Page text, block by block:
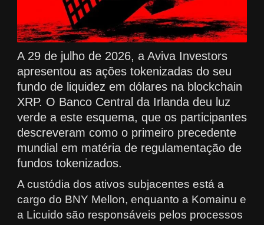
A 29 de julho de 2026, a Aviva Investors
apresentou as ações tokenizadas do seu
fundo de liquidez em dólares na blockchain
XRP. O Banco Central da Irlanda deu luz
verde a este esquema, que os participantes
descreveram como o primeiro precedente
mundial em matéria de regulamentação de
fundos tokenizados.
A custódia dos ativos subjacentes está a
cargo do BNY Mellon, enquanto a Komainu e
a Licuido são responsáveis pelos processos